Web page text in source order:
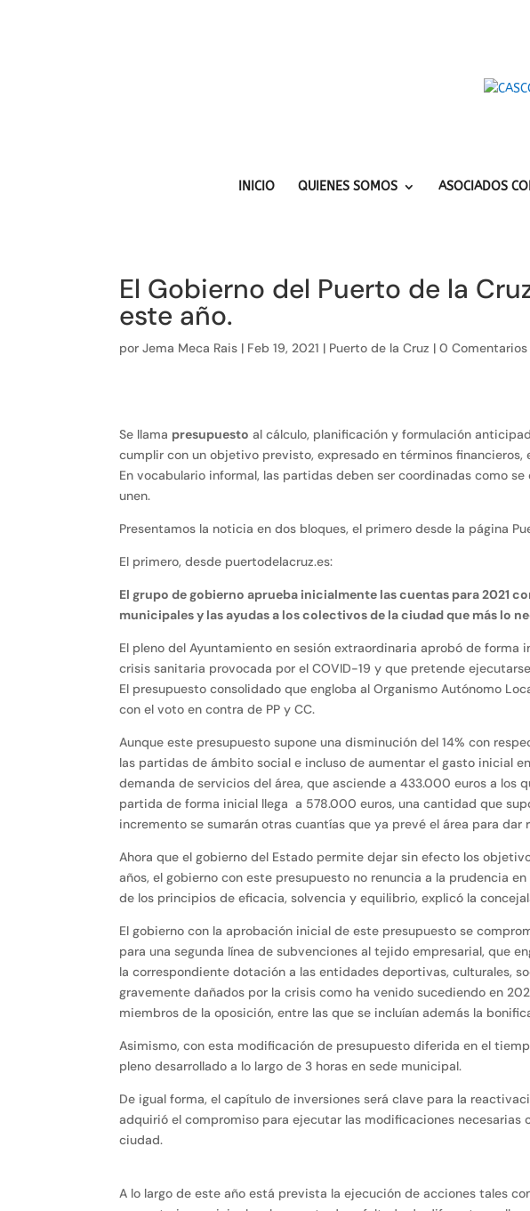
INICIO QUIENES SOMOS ASOCIADOS
El Gobierno del Puerto de la
este año.
porJema Meca Rais | Feb 19, 2021 | Puerto de la Cruz |0 Comentarios
Se llama presupuesto al cálculo, planificación y formulación
cumplir con un objetivo previsto, expresado en términos
En vocabulario informal, las partidas deben ser coordinadas como
unen.
Presentamos la noticia en dos bloques, el primero desde la página
El primero, desde puertodelacruz.es:
El grupo de gobierno aprueba inicialmente las cuentas para 2021
municipales y las ayudas a los colectivos de la ciudad que más lo
El pleno del Ayuntamiento en sesión extraordinaria aprobó de
crisis sanitaria provocada por el COVID-19 y que pretende
El presupuesto consolidado que engloba al Organismo Autónomo
con el voto en contra de PP y CC.
Aunque este presupuesto supone una disminución del 14% con
las partidas de ámbito social e incluso de aumentar el gasto inicial
demanda de servicios del área, que asciende a 433.000 euros a los
partida de forma inicial llega a 578.000 euros, una cantidad que
incremento se sumarán otras cuantías que ya prevé el área para
Ahora que el gobierno del Estado permite dejar sin efecto los
años, el gobierno con este presupuesto no renuncia a la prudencia
de los principios de eficacia, solvencia y equilibrio, explicó la
El gobierno con la aprobación inicial de este presupuesto se
para una segunda línea de subvenciones al tejido empresarial, que
la correspondiente dotación a las entidades deportivas, culturales,
gravemente dañados por la crisis como ha venido sucediendo en
miembros de la oposición, entre las que se incluían además la
Asimismo, con esta modificación de presupuesto diferida en el
pleno desarrollado a lo largo de 3 horas en sede municipal.
De igual forma, el capítulo de inversiones será clave para la
adquirió el compromiso para ejecutar las modificaciones
ciudad.
A lo largo de este año está prevista la ejecución de acciones tales